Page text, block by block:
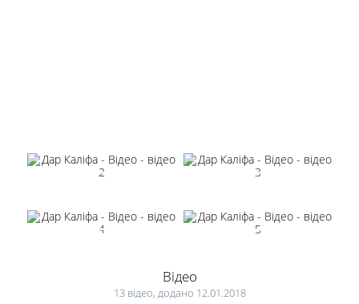
Відео
13 відео, додано 12.01.2018